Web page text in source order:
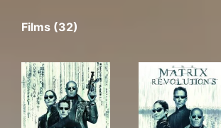
Films (32)